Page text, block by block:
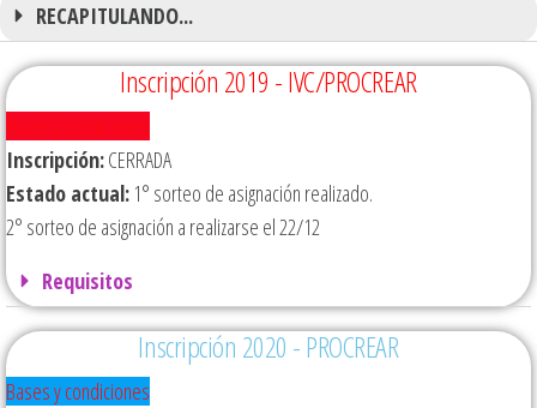
RECAPITULANDO...
Inscripción 2019 - IVC/PROCREAR
Bases y condiciones
Inscripción:CERRADA
Estado actual: 1° sorteo de asignación realizado.
2° sorteo de asignación a realizarse el 22/12
Requisitos
Inscripción 2020 - PROCREAR
Bases y condiciones